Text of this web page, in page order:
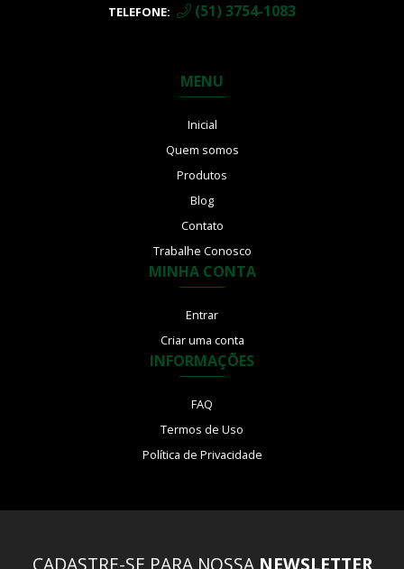
TELEFONE:
(51) 3754-1083
MENU
Inicial
Quem somos
Produtos
Blog
Contato
Trabalhe Conosco
MINHA CONTA
Entrar
Criar uma conta
INFORMAÇÕES
FAQ
Termos de Uso
Política de Privacidade